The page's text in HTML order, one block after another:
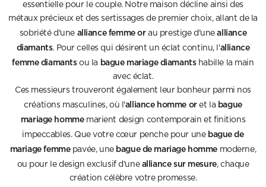
essentielle pour le couple. Notre maison décline ainsi des
métaux précieux et des sertissages de premier choix, allant de la
sobriété d'une alliance femme orau prestige d'unealliance
diamants. Pour celles qui désirent un éclat continu, l'alliance
femme diamantsou la bague mariage diamantshabille la main
avec éclat.
Ces messieurs trouveront également leur bonheur parmi nos
créations masculines, où l'alliance homme oret la bague
mariage hommemarient design contemporain et finitions
impeccables. Que votre cœur penche pour une bague de
mariage femmepavée, une bague de mariage homme moderne,
ou pour le design exclusif d'une alliance sur mesure, chaque
création célèbre votre promesse.